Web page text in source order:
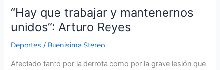
“Hay que trabajar y mantenernos
unidos”: Arturo Reyes
Deportes / Buenisima Stereo
Afectado tanto por la derrota como por la grave lesión que